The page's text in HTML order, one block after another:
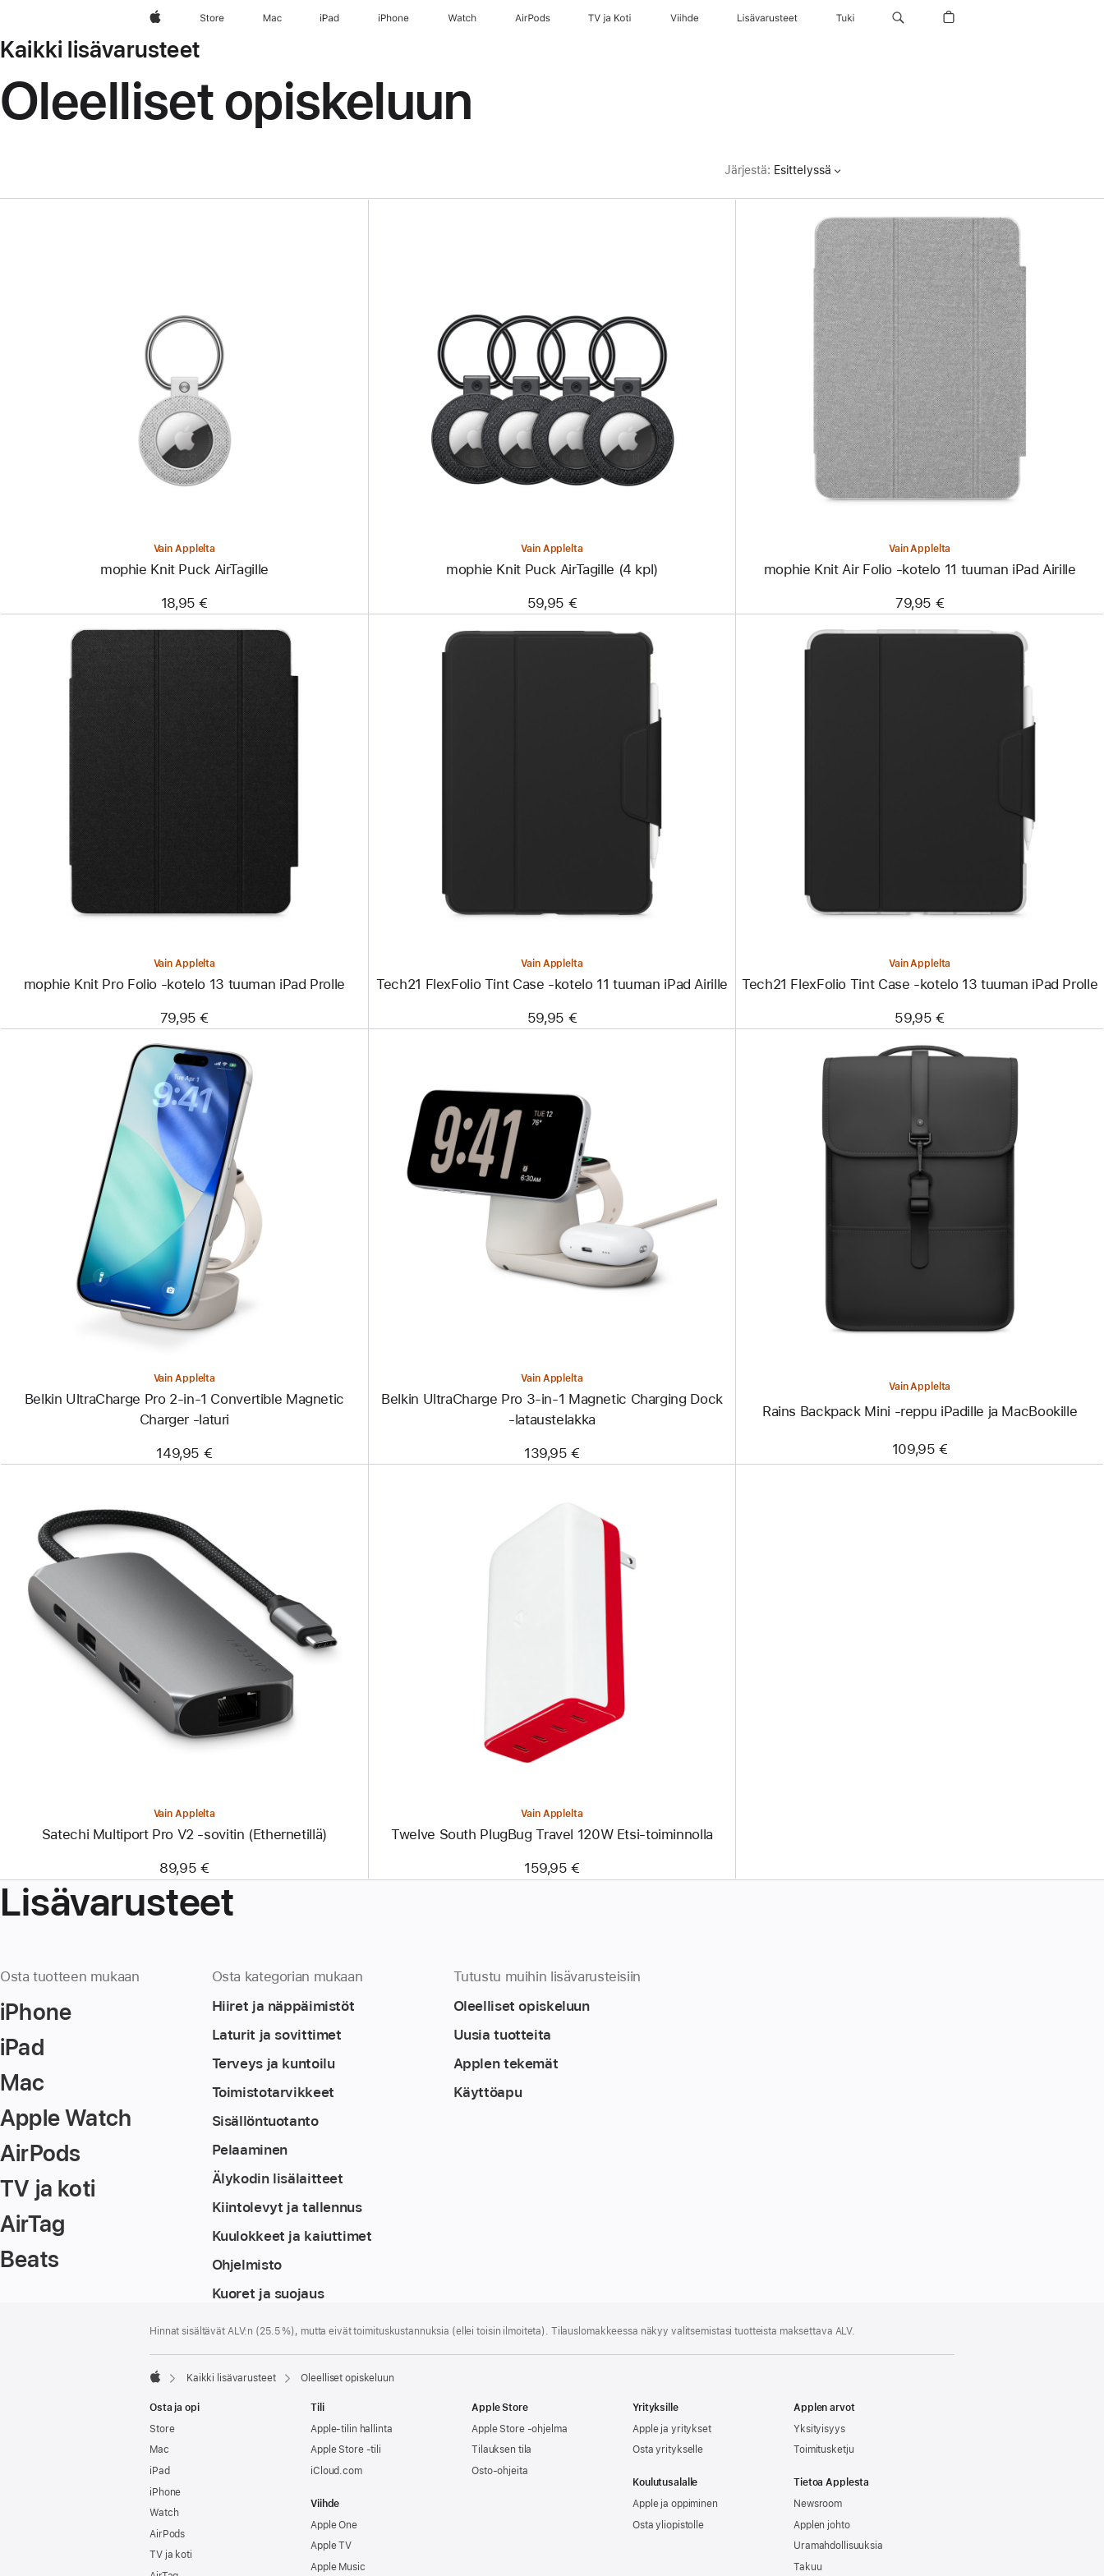
Apple Store Mac iPad iPhone Watch AirPods TV ja Koti Viihde Lisävarusteet Tuki
Kaikki lisävarusteet
Oleelliset opiskeluun
Järjestä: Esittelyssä
Edellinen
-
mophie
Knit
Puck
AirTagille
Vain Applelta
mophie Knit Puck AirTagille
18,95 €
Edellinen
Kuva
-
mophie
Knit
Puck
AirTagille
(4 kpl)
Vain Applelta
mophie Knit Puck AirTagille (4 kpl)
59,95 €
Edellinen
Kuva
-
mophie
Knit
Air
Folio
‑kotelo
11 tuuman
iPad Airille
Vain Applelta
mophie Knit Air Folio ‑kotelo 11 tuuman iPad Airille
79,95 €
Kuva
-
mophie
Vain Applelta
mophie Knit Pro Folio ‑kotelo 13 tuuman iPad Prolle
79,95 €
Vain Applelta
Tech21 FlexFolio Tint Case ‑kotelo 11 tuuman iPad Airille
59,95 €
Vain Applelta
Tech21 FlexFolio Tint Case ‑kotelo 13 tuuman iPad Prolle
59,95 €
Edellinen
Kuva
Belkin
UltraCharge
Pro
2-
in-
1
Convertible
Magnetic
Charger
Vain Applelta
Belkin UltraCharge Pro 2-in-1 Convertible Magnetic
Charger ‑laturi
149,95 €
Edellinen
-
UltraCharge
3-
in-
Vain Applelta
Belkin UltraCharge Pro 3-in-1 Magnetic Charging Dock
‑lataustelakka
139,95 €
Edellinen
Kuva
Rains
Backpack
‑reppu
Vain Applelta
Rains Backpack Mini ‑reppu iPadille ja MacBookille
109,95 €
Edellinen
Pro V2
‑sovitin
(Ethernetillä)
Vain Applelta
Satechi Multiport Pro V2 ‑sovitin (Ethernetillä)
89,95 €
Travel
120W
Etsi-
toiminnolla
Vain Applelta
Twelve South PlugBug Travel 120W Etsi-toiminnolla
159,95 €
Lisävarusteet
Osta tuotteen mukaan
iPhone
iPad
Mac
Apple Watch
AirPods
TV ja koti
AirTag
Beats
Osta kategorian mukaan
Hiiret ja näppäimistöt
Laturit ja sovittimet
Terveys ja kuntoilu
Toimistotarvikkeet
Sisällöntuotanto
Pelaaminen
Älykodin lisä­laitteet
Kiintolevyt ja tallennus
Kuulokkeet ja kaiuttimet
Ohjelmisto
Kuoret ja suojaus
Tutustu muihin lisävarusteisiin
Oleelliset opiskeluun
Uusia tuotteita
Applen tekemät
Käyttöapu
Hinnat sisältävät ALV:n (25.5 %), mutta eivät toimitus­kustannuksia (ellei toisin ilmoiteta). Tilauslomakkeessa näkyy valitsemistasi tuotteista maksettava ALV.
Kaikki lisävarusteet Oleelliset opiskeluun
Osta ja opi
Store
Mac
iPad
iPhone
Watch
AirPods
TV ja koti
Tili
Apple-tilin hallinta
Apple Store -tili
iCloud.com
Viihde
Apple One
Apple TV
Apple Music
Apple Store
Apple Store -ohjelma
Tilauksen tila
Osto-ohjeita
Yrityksille
Apple ja yritykset
Osta yritykselle
Koulutusalalle
Apple ja oppiminen
Osta yliopistolle
Applen arvot
Yksityisyys
Toimitusketju
Tietoa Applesta
Newsroom
Applen johto
Uramahdollisuuksia
Takuu